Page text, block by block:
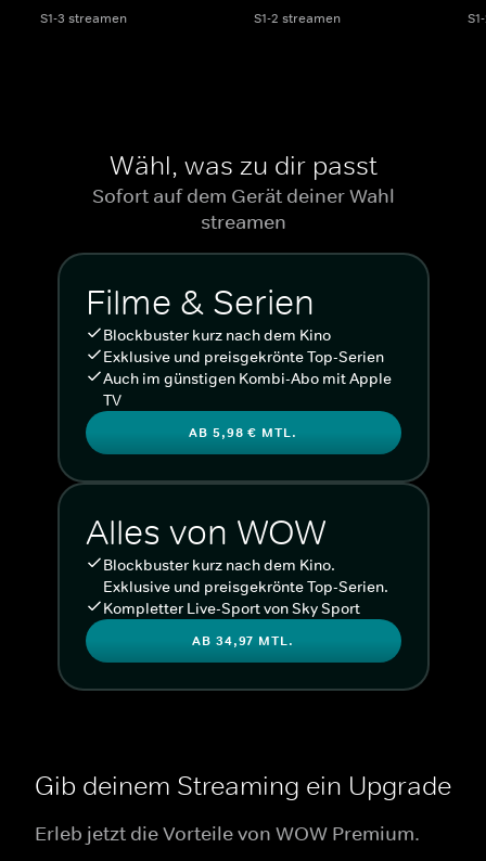
S1-3 streamen S1-2 streamen
Wähl, was zu dir passt
Sofort auf dem Gerät deiner Wahl
streamen
Filme & Serien
Blockbuster kurz nach dem Kino
Exklusive und preisgekrönte Top-Serien
Auch im günstigen Kombi-Abo mit Apple
TV
AB 5,98 € MTL.
Alles von WOW
Blockbuster kurz nach dem Kino.
Exklusive und preisgekrönte Top-Serien.
Kompletter Live-Sport von Sky Sport
AB 34,97 MTL.
Gib deinem Streaming ein Upgrade
Erleb jetzt die Vorteile von WOW Premium.